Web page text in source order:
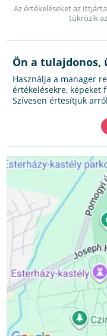
Az értékeléseket az
tükrözik
Ön a tulajdonos,
Használja a manager
értékelésekre, képeket
Szívesen értesítjük